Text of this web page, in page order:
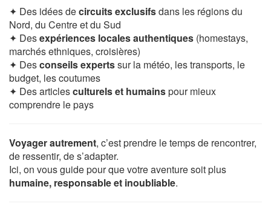
✦ Des idées decircuits exclusifsdans les régions du
Nord, du Centre et du Sud
✦ Desexpériences locales authentiques (homestays,
marchés ethniques, croisières)
✦ Desconseils expertssur la météo, les transports, le
budget, les coutumes
✦ Des articlesculturels et humainspour mieux
comprendre le pays
Voyager autrement, c’est prendre le temps de rencontrer,
de ressentir, de s’adapter.
Ici, on vous guide pour que votre aventure soit plus
humaine, responsable et inoubliable.